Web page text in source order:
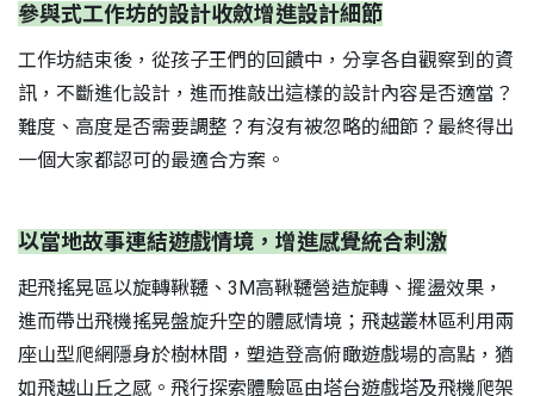
參與式工作坊的設計收斂增進設計細節
工作坊結束後，從孩子王們的回饋中，分享各自觀察到的資
訊，不斷進化設計，進而推敲出這樣的設計內容是否適當？
難度、高度是否需要調整？有沒有被忽略的細節？最終得出
一個大家都認可的最適合方案。
以當地故事連結遊戲情境，增進感覺統合刺激
起飛搖晃區以旋轉鞦韆、3M高鞦韆營造旋轉、擺盪效果，
進而帶出飛機搖晃盤旋升空的體感情境；飛越叢林區利用兩
座山型爬網隱身於樹林間，塑造登高俯瞰遊戲場的高點，猶
如飛越山丘之感。飛行探索體驗區由塔台遊戲塔及飛機爬架